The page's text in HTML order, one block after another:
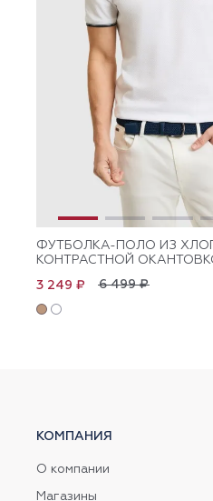
ФУТБОЛКА-ПОЛО ИЗ
КОНТРАСТНОЙ
6 499 ₽
3 249 ₽
КОМПАНИЯ
О компании
Магазины